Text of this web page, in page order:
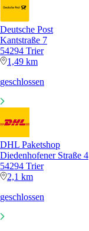
Deutsche Post
Kantstraße 7
54294 Trier
1,49 km
geschlossen
DHL Paketshop
Diedenhofener Straße 4
54294 Trier
2,1 km
geschlossen